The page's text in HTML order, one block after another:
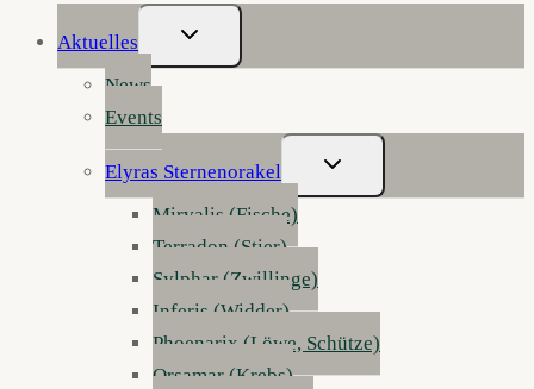
Aktuelles
Untermenü
Umschalten
News
Events
Elyras Sternenorakel
Untermenü
Umschalten
Mirvalis (Fische)
Terradon (Stier)
Sylphar (Zwillinge)
Inferis (Widder)
Phoenarix (Löwe, Schütze)
Orsamar (Krebs)